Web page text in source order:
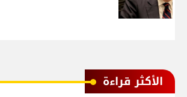
الأكثر قراءة